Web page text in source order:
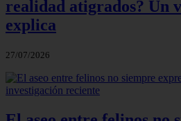
realidad atigrados? Un
explica
27/07/2026